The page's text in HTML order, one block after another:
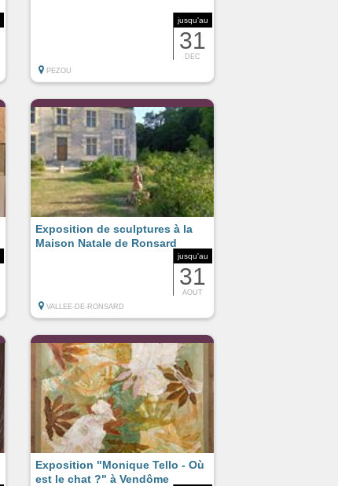
jusqu'au
31
DEC
PEZOU
jusqu'au
31
AOUT
Exposition de sculptures à la
Maison Natale de Ronsard
VALLEE-DE-RONSARD
Exposition "Monique Tello - Où
est le chat ?" à Vendôme